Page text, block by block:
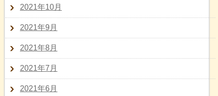
2021年10月
2021年9月
2021年8月
2021年7月
2021年6月